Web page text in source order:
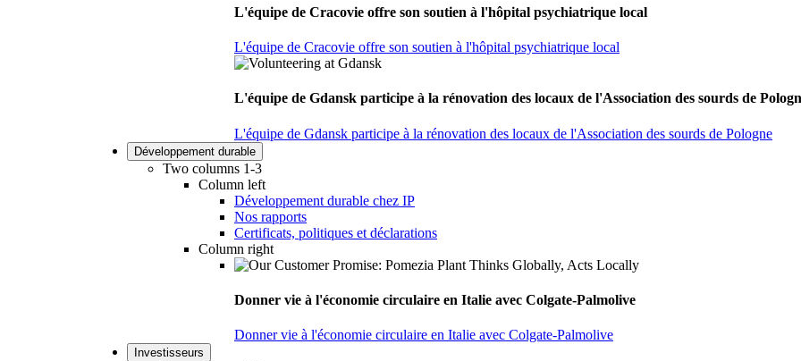
L'équipe de Cracovie offre son soutien à l'hôpital psychiatrique local
L'équipe de Cracovie offre son soutien à l'hôpital psychiatrique local
L'équipe de Gdansk participe à la rénovation des locaux de l'Association des sourds de
L'équipe de Gdansk participe à la rénovation des locaux de l'Association des sourds de Pologne
Développement durable
Two columns 1-3
Column left
Développement durable chez IP
Nos rapports
Certificats, politiques et déclarations
Column right
Donner vie à l'économie circulaire en Italie avec Colgate-Palmolive
Donner vie à l'économie circulaire en Italie avec Colgate-Palmolive
Investisseurs